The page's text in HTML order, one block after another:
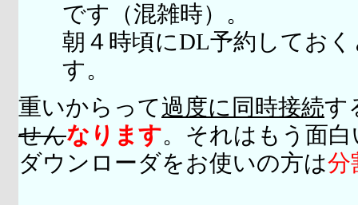
です（混雑時）。
朝４時頃にDL予約してお
す。
重いからって過度に同時接続す
せんなります。それはもう面
ダウンローダをお使いの方は分